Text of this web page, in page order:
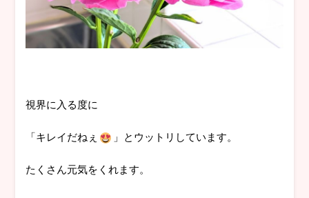
視界に入る度に
「キレイだねぇ 」とウットリしています。
たくさん元気をくれます。